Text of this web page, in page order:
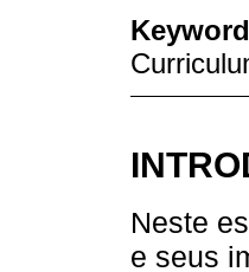
Neste
e seus